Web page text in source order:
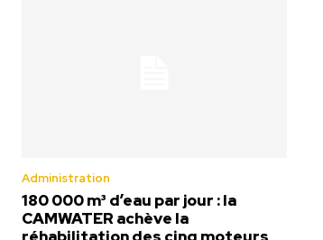
Administration
180 000 m³ d’eau par jour : la
CAMWATER achève la